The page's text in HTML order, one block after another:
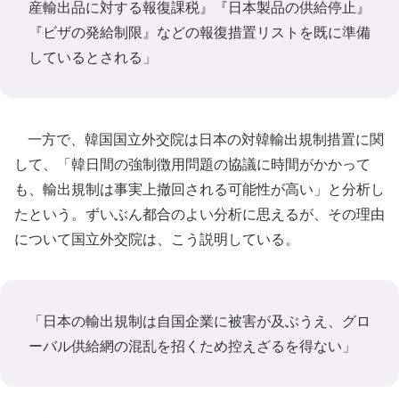
産輸出品に対する報復課税』『日本製品の供給停止』
『ビザの発給制限』などの報復措置リストを既に準備
しているとされる」
一方で、韓国国立外交院は日本の対韓輸出規制措置に関
して、「韓日間の強制徴用問題の協議に時間がかかって
も、輸出規制は事実上撤回される可能性が高い」と分析し
たという。ずいぶん都合のよい分析に思えるが、その理由
について国立外交院は、こう説明している。
「日本の輸出規制は自国企業に被害が及ぶうえ、グロ
ーバル供給網の混乱を招くため控えざるを得ない」